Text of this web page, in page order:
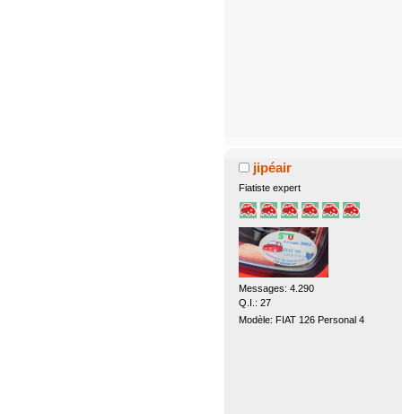
jipéair
Fiatiste expert
Messages: 4.290
Q.I.: 27
Modèle: FIAT 126 Personal 4